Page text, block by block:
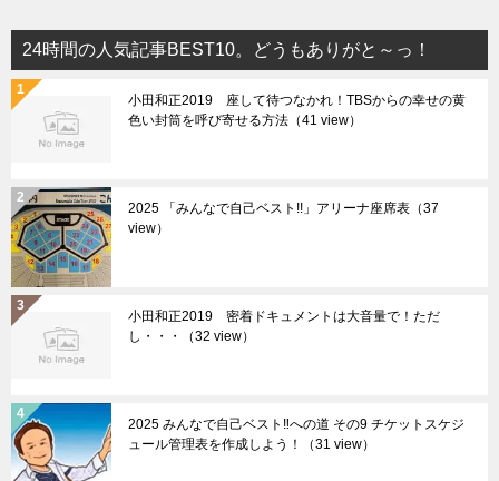
24時間の人気記事BEST10。どうもありがと～っ！
小田和正2019 座して待つなかれ！TBSからの幸せの黄
色い封筒を呼び寄せる方法（41 view）
2025 「みんなで自己ベスト!!」アリーナ座席表（37
view）
小田和正2019 密着ドキュメントは大音量で！ただ
し・・・（32 view）
2025 みんなで自己ベスト‼︎への道 その9 チケットスケジ
ュール管理表を作成しよう！（31 view）